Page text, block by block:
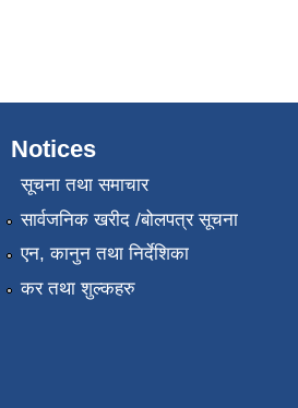
Notices
सूचना तथा समाचार
सार्वजनिक खरीद /बोलपत्र सूचना
एन, कानुन तथा निर्देशिका
कर तथा शुल्कहरु